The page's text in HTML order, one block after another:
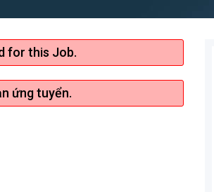
for this Job.
ứng tuyển.